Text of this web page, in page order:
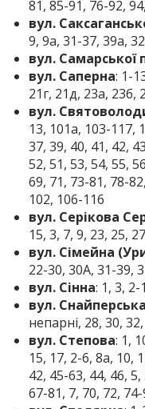
81, 85-91, 76-92,
вул.
9, 9а, 31-37, 39а,
вул. Самарської
вул. Саперна: 1-
21г, 21д, 23а,
вул.
13, 101а, 103-117,
37, 39, 40, 41, 42,
52, 51, 53, 54, 55,
69, 71, 73-81, 78-
102, 106-116
вул. Серікова
15, 3, 7, 9, 23, 25, 27
вул. Сімейна
22-30, 30А, 31-39,
вул. Сінна: 1, 3, 2-
вул. Снайперська
непарні, 28, 30,
вул. Степова: 1,
15, 17, 2-6, 8а, 10,
42, 45-63, 44, 46,
67-81, 7, 70, 72,